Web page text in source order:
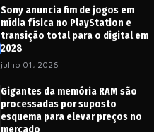
Sony anuncia fim de jogos em
mídia física no PlayStation e
transição total para o digital em
2028
julho 01, 2026
Gigantes da memória RAM são
processadas por suposto
esquema para elevar preços no
mercado